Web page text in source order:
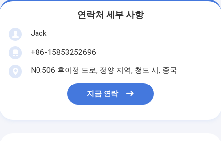
연락처 세부 사항
Jack
+86-15853252696
N0.506 후이정 도로, 정양 지역, 청도 시, 중국
지금 연락